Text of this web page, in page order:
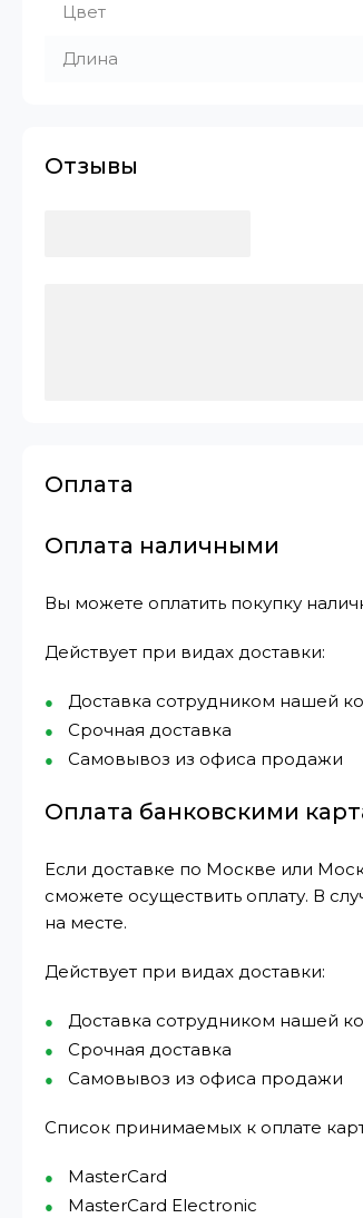
Цвет
Длина
Отзывы
Оплата
Оплата наличными
Вы можете оплатить покупку
Действует при видах доставки:
Доставка сотрудником нашей
Срочная доставка
Самовывоз из офиса продажи
Оплата банковскими
Если доставке по Москве или
сможете осуществить оплату. В
на месте.
Действует при видах доставки:
Доставка сотрудником нашей
Срочная доставка
Самовывоз из офиса продажи
Список принимаемых к оплате
MasterCard
MasterCard Electronic